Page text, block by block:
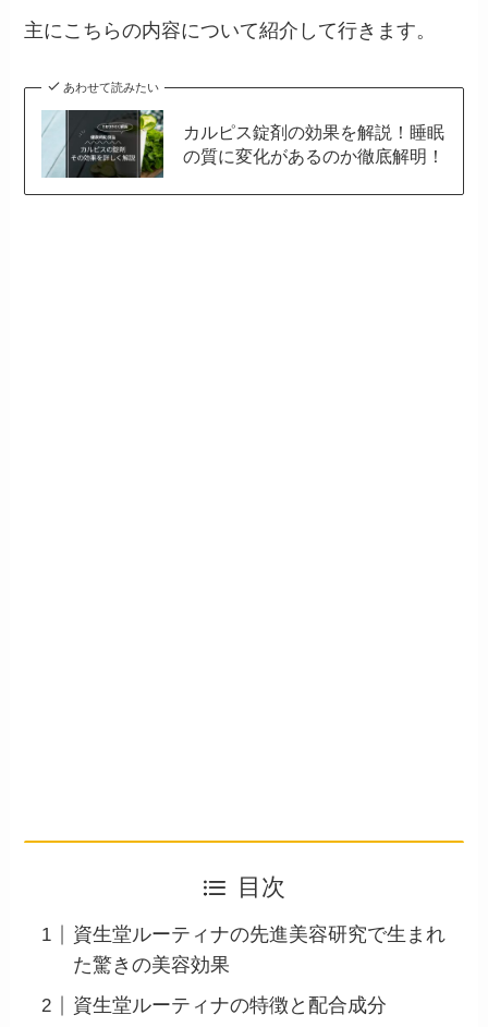
主にこちらの内容について紹介して行きます。
あわせて読みたい
カルピス錠剤の効果を解説！睡眠
の質に変化があるのか徹底解明！
目次
資生堂ルーティナの先進美容研究で生まれ
た驚きの美容効果
資生堂ルーティナの特徴と配合成分